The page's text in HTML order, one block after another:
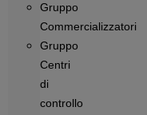
Gruppo
Commercializzatori
Gruppo
Centri
di
controllo